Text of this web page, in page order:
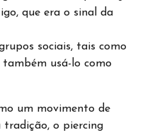
que era o sinal da
sociais, tais como
também usá-lo como
um movimento de
o piercing